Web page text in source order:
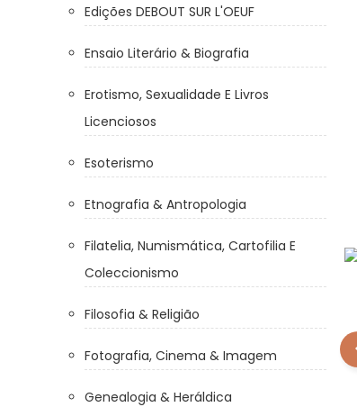
Edições DEBOUT SUR L'OEUF
Ensaio Literário & Biografia
Erotismo, Sexualidade E Livros
Licenciosos
Esoterismo
Etnografia & Antropologia
Filatelia, Numismática, Cartofilia E
Coleccionismo
Filosofia & Religião
Fotografia, Cinema & Imagem
Genealogia & Heráldica
HISTORIA DA SOCIEDADE EM
PORTUGAL NO SÉCULO XV.
70.00 €